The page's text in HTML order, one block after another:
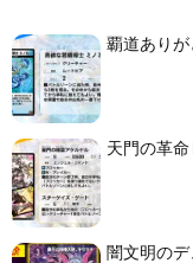
覇道ありが
天門の革命
闇文明の